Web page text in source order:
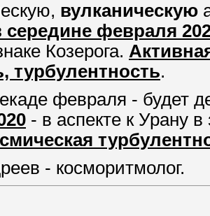
вулканическую
середине февраля
Козерога.
турбулентность.
февраля - будет
- в аспекте к Урану
- косморитмолог.